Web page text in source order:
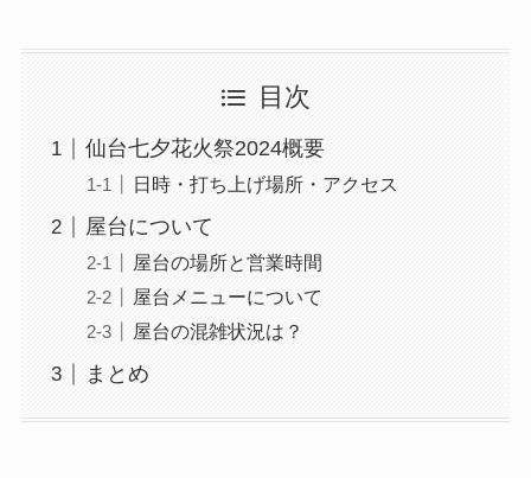
目次
仙台七夕花火祭2024概要
日時・打ち上げ場所・アクセス
屋台について
屋台の場所と営業時間
屋台メニューについて
屋台の混雑状況は？
まとめ